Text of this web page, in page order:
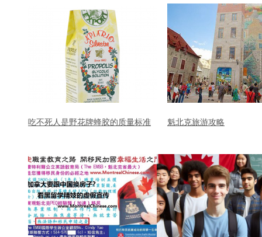
吃不死人是野花牌蜂胶的质量标准 魁北克旅游攻略